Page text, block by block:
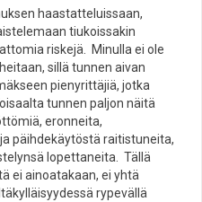
haastatteluissaan,
tiukoissakin
riskejä. Minulla ei ole
sillä tunnen aivan
pienyrittäjiä, jotka
tunnen paljon näitä
eronneita,
päihdekäytöstä raitistuneita,
lopettaneita. Tällä
ei ainoatakaan, ei yhtä
rypevällä